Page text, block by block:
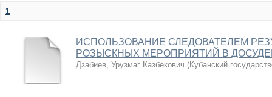
1
ИСПОЛЬЗОВАНИЕ СЛЕДОВАТЕЛЕМ
РОЗЫСКНЫХ МЕРОПРИЯТИЙ В
Дзабиев, Урузмаг Казбекович (Кубанский